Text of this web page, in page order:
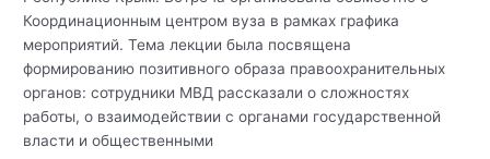
Координационным центром вуза в рамках графика
мероприятий. Тема лекции была посвящена
формированию позитивного образа правоохранительных
органов: сотрудники МВД рассказали о сложностях
работы, о взаимодействии с органами государственной
власти и общественными